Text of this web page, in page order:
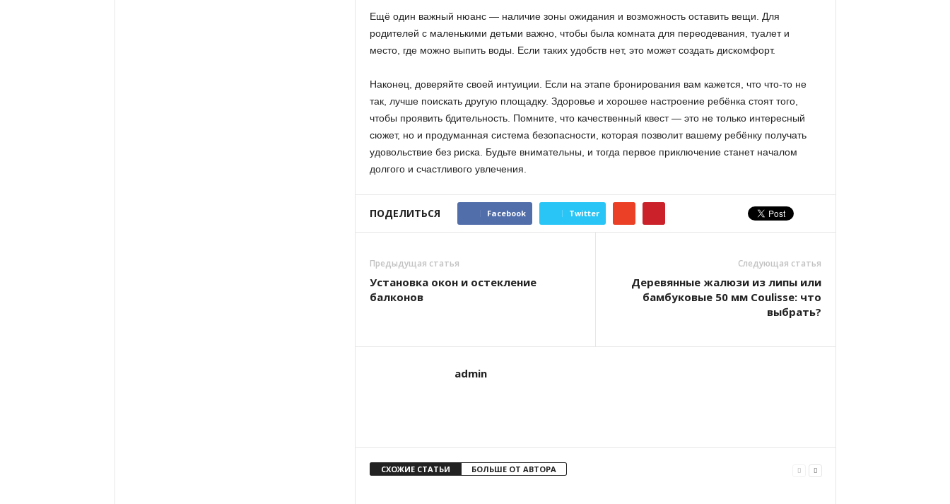
Ещё один важный нюанс — наличие зоны ожидания и возможность оставить вещи. Для
родителей с маленькими детьми важно, чтобы была комната для переодевания, туалет и
место, где можно выпить воды. Если таких удобств нет, это может создать дискомфорт.
Наконец, доверяйте своей интуиции. Если на этапе бронирования вам кажется, что что-то не
так, лучше поискать другую площадку. Здоровье и хорошее настроение ребёнка стоят того,
чтобы проявить бдительность. Помните, что качественный квест — это не только интересный
сюжет, но и продуманная система безопасности, которая позволит вашему ребёнку получать
удовольствие без риска. Будьте внимательны, и тогда первое приключение станет началом
долгого и счастливого увлечения.
ПОДЕЛИТЬСЯ Facebook Twitter
Предыдущая статья
Установка окон и остекление
балконов
Следующая статья
Деревянные жалюзи из липы или
бамбуковые 50 мм Coulisse: что
выбрать?
admin
СХОЖИЕ СТАТЬИ БОЛЬШЕ ОТ АВТОРА